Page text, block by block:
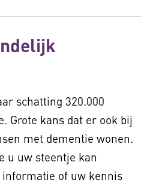
schatting 320.000
Grote kans dat er ook bij
met dementie wonen.
u uw steentje kan
of uw kennis